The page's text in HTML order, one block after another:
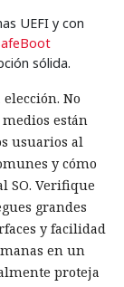
UEFI y con
sólida.
No
están
usuarios al
y cómo
SO. Verifique
grandes
y facilidad
en un
proteja